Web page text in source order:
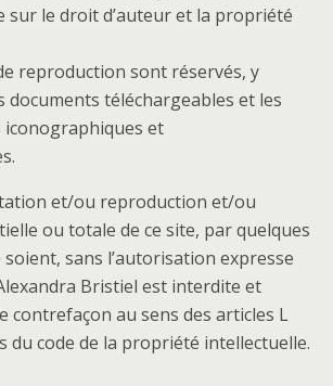
le droit d’auteur et la propriété
reproduction sont réservés, y
documents téléchargeables et les
et
et/ou reproduction et/ou
ou totale de ce site, par quelques
soient, sans l’autorisation expresse
Bristiel est interdite et
contrefaçon au sens des articles L
du code de la propriété intellectuelle.